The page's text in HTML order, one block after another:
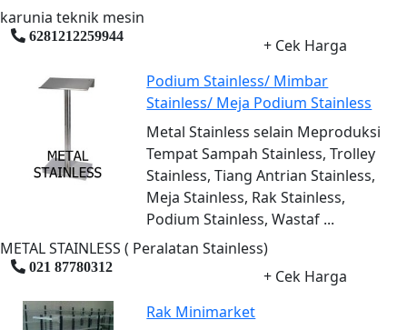
karunia teknik mesin
6281212259944
+ Cek Harga
Podium Stainless/ Mimbar
Stainless/ Meja Podium Stainless
Metal Stainless selain Meproduksi
Tempat Sampah Stainless, Trolley
Stainless, Tiang Antrian Stainless,
Meja Stainless, Rak Stainless,
Podium Stainless, Wastaf ...
METAL STAINLESS ( Peralatan Stainless)
021 87780312
+ Cek Harga
Rak Minimarket